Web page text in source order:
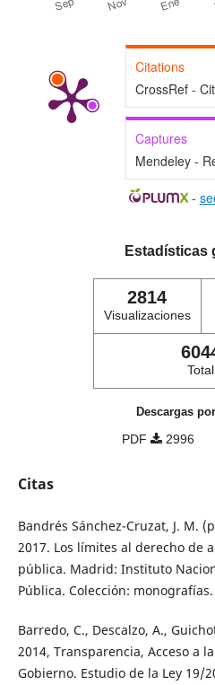
Citations
CrossRef -
Captures
Mendeley -
-
Estadísticas
2814
Visualizaciones
Total
Descargas
PDF 2996
Citas
Bandrés Sánchez-Cruzat, J. M.
2017. Los límites al derecho de
pública. Madrid: Instituto
Pública. Colección: monografías.
Barredo, C., Descalzo, A.,
2014, Transparencia, Acceso a
Gobierno. Estudio de la Ley 19/